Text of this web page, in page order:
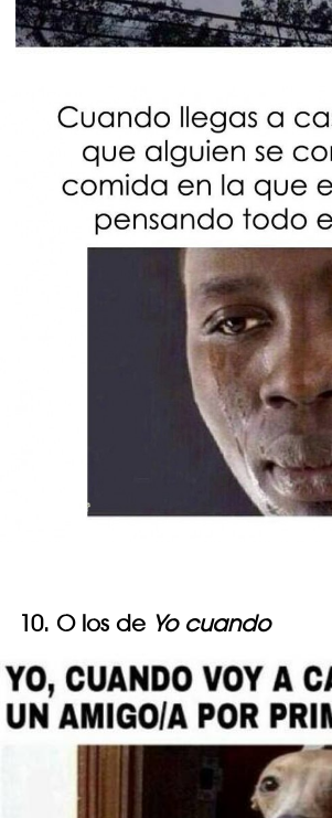
10. O los de Yo cuando